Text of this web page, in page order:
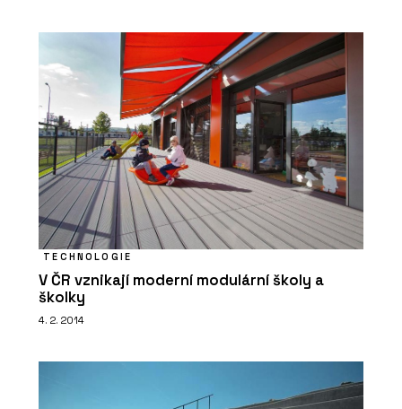
TECHNOLOGIE
V ČR vznikají moderní modulární školy a
školky
4. 2. 2014